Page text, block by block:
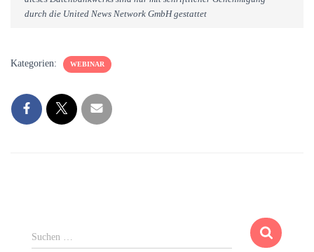
durch die United News Network GmbH gestattet
Kategorien: WEBINAR
S
u
Suchen …